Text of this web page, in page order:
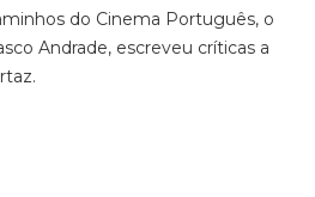
do Cinema Português, o
Andrade, escreveu críticas a